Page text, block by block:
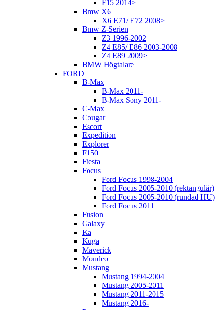
F15 2014>
Bmw X6
X6 E71/ E72 2008>
Bmw Z-Serien
Z3 1996-2002
Z4 E85/ E86 2003-2008
Z4 E89 2009>
BMW Högtalare
FORD
B-Max
B-Max 2011-
B-Max Sony 2011-
C-Max
Cougar
Escort
Expedition
Explorer
F150
Fiesta
Focus
Ford Focus 1998-2004
Ford Focus 2005-2010 (rektangulär)
Ford Focus 2005-2010 (rundad HU)
Ford Focus 2011-
Fusion
Galaxy
Ka
Kuga
Maverick
Mondeo
Mustang
Mustang 1994-2004
Mustang 2005-2011
Mustang 2011-2015
Mustang 2016-